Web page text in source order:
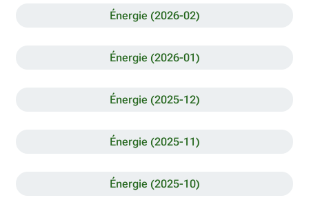
Énergie (2026-02)
Énergie (2026-01)
Énergie (2025-12)
Énergie (2025-11)
Énergie (2025-10)